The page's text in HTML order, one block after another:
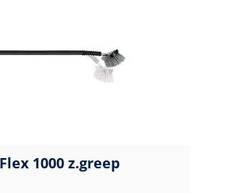
1000 z.greep